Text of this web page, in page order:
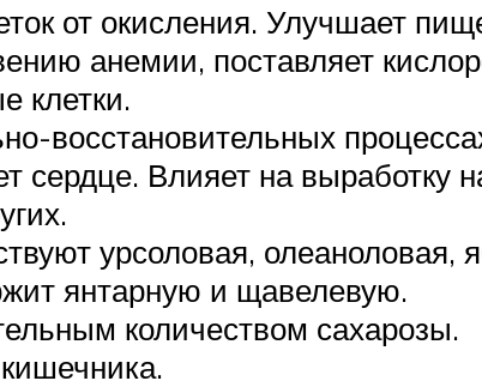
от окисления. Улучшает
анемии, поставляет
клетки.
восстановительных
сердце. Влияет на выработку
урсоловая, олеаноловая,
янтарную и щавелевую.
количеством сахарозы.